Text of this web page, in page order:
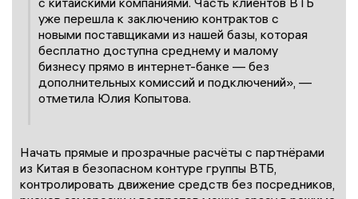
уже перешла к заключению контрактов с
новыми поставщиками из нашей базы, которая
бесплатно доступна среднему и малому
бизнесу прямо в интернет-банке — без
дополнительных комиссий и подключений», —
отметила Юлия Копытова.
Начать прямые и прозрачные расчёты с партнёрами
из Китая в безопасном контуре группы ВТБ,
контролировать движение средств без посредников,